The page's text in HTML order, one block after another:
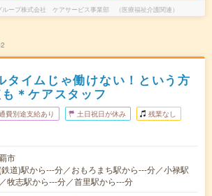
ループ株式会社 ケアサービス事業部 （医療福祉介護関連）
タイムじゃ働けない！という方
＊ケアスタッフ
費別途支給あり 土日祝日が休み 残業なし
市
道)駅から---分／おもろまち駅から---分／小禄駅
牧志駅から---分／首里駅から---分